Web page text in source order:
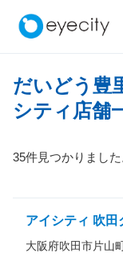
だいどう豊
シティ店舗
35件見つかりました
アイシティ 吹
大阪府吹田市片山